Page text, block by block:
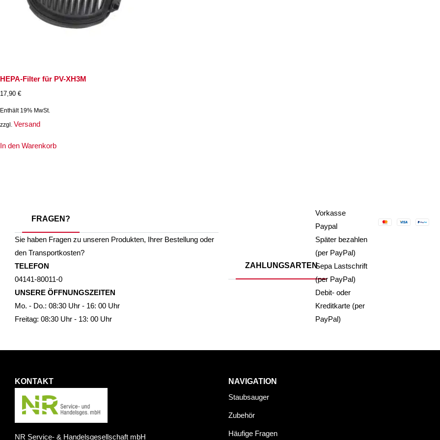
HEPA-Filter für PV-XH3M
17,90 €
Enthält 19% MwSt.
zzgl. Versand
In den Warenkorb
FRAGEN?
Sie haben Fragen zu unseren Produkten, Ihrer Bestellung oder
den Transportkosten?
TELEFON
04141-80011-0
UNSERE ÖFFNUNGSZEITEN
Mo. - Do.: 08:30 Uhr - 16: 00 Uhr
Freitag: 08:30 Uhr - 13: 00 Uhr
ZAHLUNGSARTEN
Vorkasse
Paypal
Später bezahlen
(per PayPal)
Sepa Lastschrift
(per PayPal)
Debit- oder
Kreditkarte (per
PayPal)
KONTAKT
NR Service- & Handelsgesellschaft mbH
NAVIGATION
Staubsauger
Zubehör
Häufige Fragen